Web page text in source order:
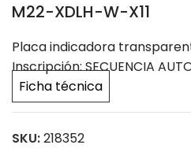
M22-XDLH-W-X11
Placa indicadora
Inscripción: SECUENCIA
Ficha técnica
SKU:218352